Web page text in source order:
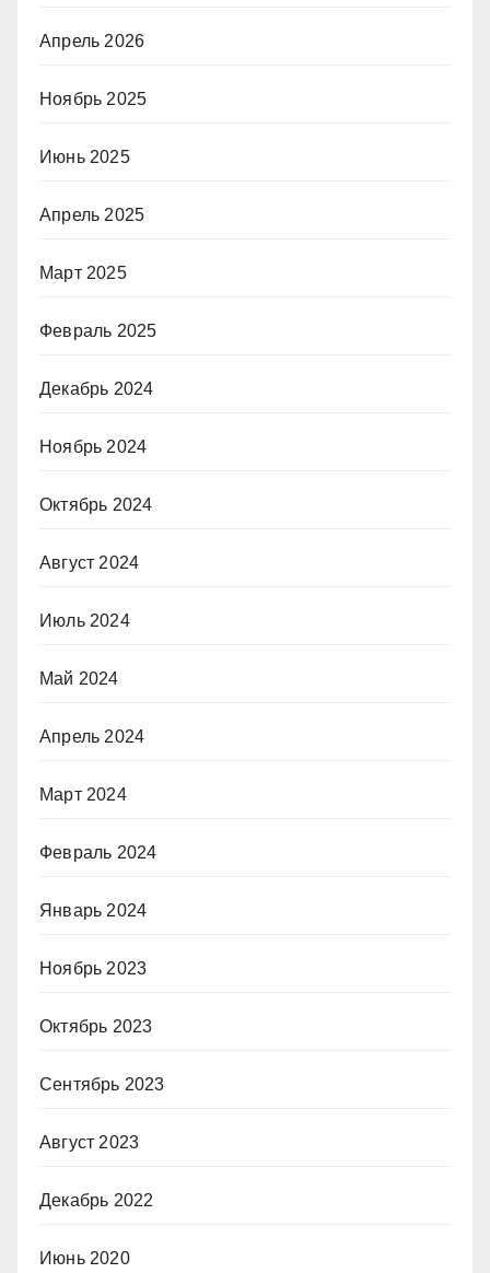
Апрель 2026
Ноябрь 2025
Июнь 2025
Апрель 2025
Март 2025
Февраль 2025
Декабрь 2024
Ноябрь 2024
Октябрь 2024
Август 2024
Июль 2024
Май 2024
Апрель 2024
Март 2024
Февраль 2024
Январь 2024
Ноябрь 2023
Октябрь 2023
Сентябрь 2023
Август 2023
Декабрь 2022
Июнь 2020